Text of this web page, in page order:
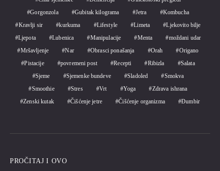
Gorgonzola
Gubitak kilograma Jetra
Kombucha
Kravlji sir
kurkuma Lifestyle Limeta
Ljekovito bilje
Ljepota
Lubenica Manipulacije Menta
moždani udar
Mršavljenje
Nar Obrasci ponašanja Orah
Origano
Pistacije
povremeni post Recepti Ribizla
Salata
Sjeme
Sjemenke bundeve Sladoled
Smokva
Smoothie
Stres Vrt Yoga
Zdrava ishrana
Zenski kutak
Čišćenje jetre Čišćenje organizma Đumbir
PROČITAJ I OVO